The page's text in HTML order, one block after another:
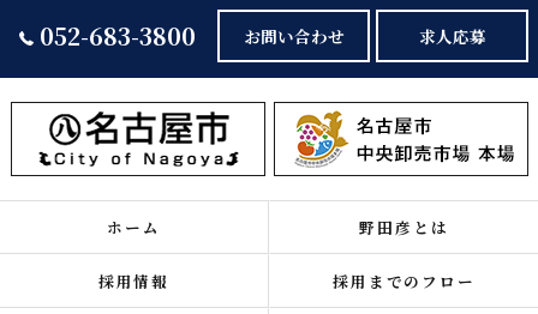
052-683-3800 お問い合わせ 求人応募
ホーム 野田彦とは
採用情報 採用までのフロー